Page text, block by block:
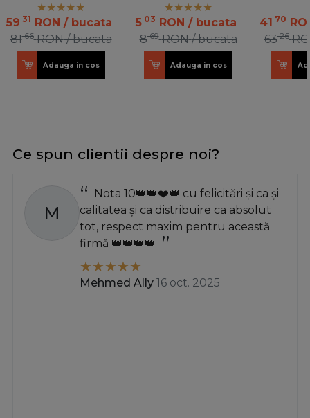
59 31 RON / bucata
8166 RON / bucata
Adauga in cos
5 03 RON / bucata
869 RON / bucata
Adauga in cos
41 70
6326
Ce spun clientii despre noi?
M
Nota 10👑👑❤️👑 cu felicitări și ca și
calitatea și ca distribuire ca absolut
tot, respect maxim pentru această
firmă 👑👑👑👑
Mehmed Ally 16 oct. 2025